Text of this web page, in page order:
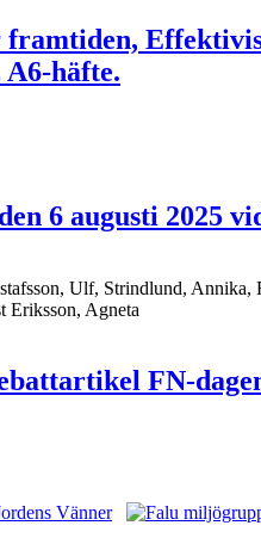
A6-häfte.
6 augusti 2025
Ulf, Strindlund,
Eriksson, Agneta
FN-